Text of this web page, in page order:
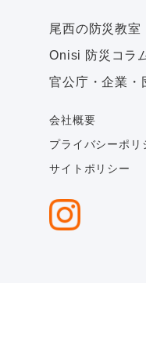
尾西の防災教室
Onisi 防災コラ
官公庁・企業・
会社概要
プライバシーポリ
サイトポリシー